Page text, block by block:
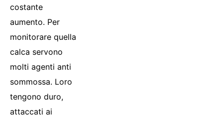
costante
aumento. Per
monitorare quella
calca servono
molti agenti anti
sommossa. Loro
tengono duro,
attaccati ai